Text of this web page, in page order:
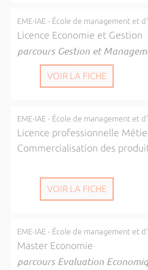
EME-IAE - École de management et
Licence Economie et Gestion
parcours Gestion et
VOIR LA FICHE
EME-IAE - École de management et
Licence professionnelle
Commercialisation des
VOIR LA FICHE
EME-IAE - École de management et
Master Economie
parcours Evaluation